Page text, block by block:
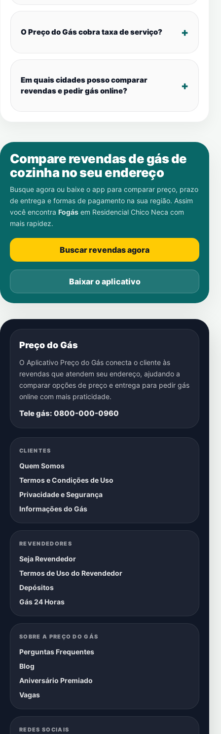
O Preço do Gás cobra taxa de serviço?
Em quais cidades posso comparar
revendas e pedir gás online?
Compare revendas de gás de
cozinha no seu endereço
Busque agora ou baixe o app para comparar preço, prazo
de entrega e formas de pagamento na sua região. Assim
você encontra Fogás em Residencial Chico Neca com
mais rapidez.
Buscar revendas agora
Baixar o aplicativo
Preço do Gás
O Aplicativo Preço do Gás conecta o cliente às
revendas que atendem seu endereço, ajudando a
comparar opções de preço e entrega para pedir gás
online com mais praticidade.
Tele gás: 0800-000-0960
CLIENTES
Quem Somos
Termos e Condições de Uso
Privacidade e Segurança
Informações do Gás
REVENDEDORES
Seja Revendedor
Termos de Uso do Revendedor
Depósitos
Gás 24 Horas
SOBRE A PREÇO DO GÁS
Perguntas Frequentes
Blog
Aniversário Premiado
Vagas
REDES SOCIAIS